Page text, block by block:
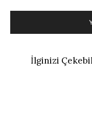
İlginizi